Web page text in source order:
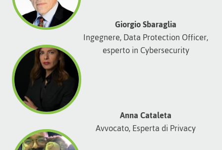
Giorgio Sbaraglia
Ingegnere, Data Protection Officer,
esperto in Cybersecurity
Anna Cataleta
Avvocato, Esperta di Privacy